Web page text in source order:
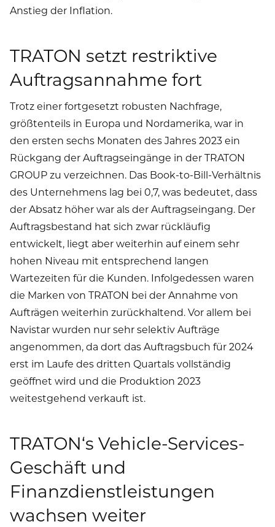
Anstieg der Inflation.
TRATON setzt restriktive
Auftragsannahme fort
Trotz einer fortgesetzt robusten Nachfrage,
größtenteils in Europa und Nordamerika, war in
den ersten sechs Monaten des Jahres 2023 ein
Rückgang der Auftragseingänge in der TRATON
GROUP zu verzeichnen. Das Book-to-Bill-Verhältnis
des Unternehmens lag bei 0,7, was bedeutet, dass
der Absatz höher war als der Auftragseingang. Der
Auftragsbestand hat sich zwar rückläufig
entwickelt, liegt aber weiterhin auf einem sehr
hohen Niveau mit entsprechend langen
Wartezeiten für die Kunden. Infolgedessen waren
die Marken von TRATON bei der Annahme von
Aufträgen weiterhin zurückhaltend. Vor allem bei
Navistar wurden nur sehr selektiv Aufträge
angenommen, da dort das Auftragsbuch für 2024
erst im Laufe des dritten Quartals vollständig
geöffnet wird und die Produktion 2023
weitestgehend verkauft ist.
TRATON‘s Vehicle-Services-
Geschäft und
Finanzdienstleistungen
wachsen weiter